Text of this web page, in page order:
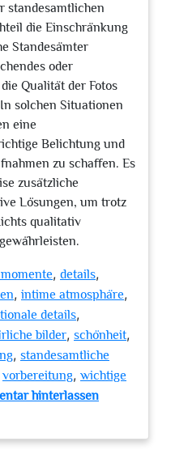
standesamtlichen
die Einschränkung
Standesämter
oder
Qualität der Fotos
solchen Situationen
eine
Belichtung und
zu schaffen. Es
zusätzliche
Lösungen, um trotz
qualitativ
, details,
, intime atmosphäre,
details,
bilder, schönheit,
, standesamtliche
vorbereitung, wichtige
hinterlassen